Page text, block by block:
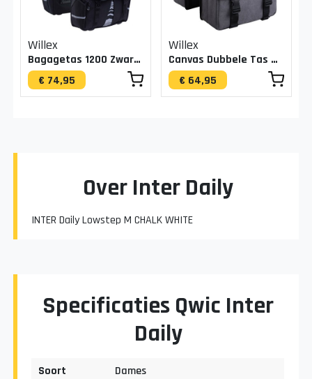
Willex
Bagagetas 1200 Zwart 28L
€ 74,95
Willex
Canvas Dubbele Tas Grijs
€ 64,95
Over Inter Daily
INTER Daily Lowstep M CHALK WHITE
Specificaties Qwic Inter
Daily
Soort Dames